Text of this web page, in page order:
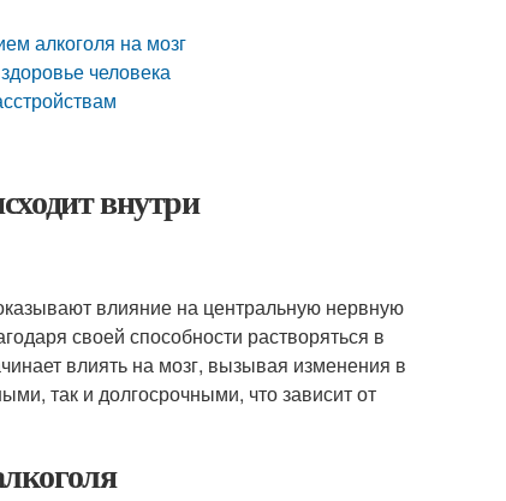
алкоголя на мозг
человека
внутри
влияние на центральную нервную
своей способности растворяться в
влиять на мозг, вызывая изменения в
так и долгосрочными, что зависит от